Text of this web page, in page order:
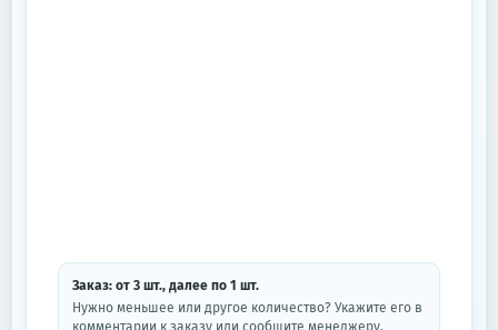
Заказ: от 3 шт., далее по 1 шт.
Нужно меньшее или другое количество? Укажите его в
комментарии к заказу или сообщите менеджеру.